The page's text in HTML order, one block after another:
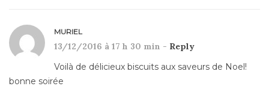
MURIEL
13/12/2016 à 17 h 30 min - Reply
Voilà de délicieux biscuits aux saveurs de Noel!
bonne soirée